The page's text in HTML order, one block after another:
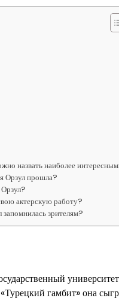
назвать наиболее
Орзул прошла?
актерскую работу?
зрителям?
гамбит» она